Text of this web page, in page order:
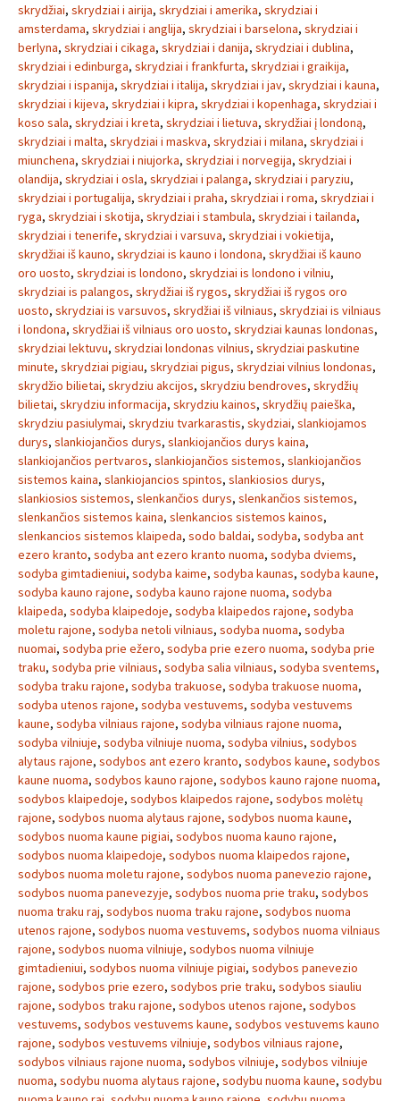
skrydžiai, skrydziai i airija, skrydziai i amerika, skrydziai i
amsterdama, skrydziai i anglija, skrydziai i barselona, skrydziai i
berlyna, skrydziai i cikaga, skrydziai i danija, skrydziai i dublina,
skrydziai i edinburga, skrydziai i frankfurta, skrydziai i graikija,
skrydziai i ispanija, skrydziai i italija, skrydziai i jav, skrydziai i kauna,
skrydziai i kijeva, skrydziai i kipra, skrydziai i kopenhaga, skrydziai i
koso sala, skrydziai i kreta, skrydziai i lietuva, skrydžiai į londoną,
skrydziai i malta, skrydziai i maskva, skrydziai i milana, skrydziai i
miunchena, skrydziai i niujorka, skrydziai i norvegija, skrydziai i
olandija, skrydziai i osla, skrydziai i palanga, skrydziai i paryziu,
skrydziai i portugalija, skrydziai i praha, skrydziai i roma, skrydziai i
ryga, skrydziai i skotija, skrydziai i stambula, skrydziai i tailanda,
skrydziai i tenerife, skrydziai i varsuva, skrydziai i vokietija,
skrydžiai iš kauno, skrydziai is kauno i londona, skrydžiai iš kauno
oro uosto, skrydziai is londono, skrydziai is londono i vilniu,
skrydziai is palangos, skrydžiai iš rygos, skrydžiai iš rygos oro
uosto, skrydziai is varsuvos, skrydžiai iš vilniaus, skrydziai is vilniaus
i londona, skrydžiai iš vilniaus oro uosto, skrydziai kaunas londonas,
skrydziai lektuvu, skrydziai londonas vilnius, skrydziai paskutine
minute, skrydziai pigiau, skrydziai pigus, skrydziai vilnius londonas,
skrydžio bilietai, skrydziu akcijos, skrydziu bendroves, skrydžių
bilietai, skrydziu informacija, skrydziu kainos, skrydžių paieška,
skrydziu pasiulymai, skrydziu tvarkarastis, skydziai, slankiojamos
durys, slankiojančios durys, slankiojančios durys kaina,
slankiojančios pertvaros, slankiojančios sistemos, slankiojančios
sistemos kaina, slankiojancios spintos, slankiosios durys,
slankiosios sistemos, slenkančios durys, slenkančios sistemos,
slenkančios sistemos kaina, slenkancios sistemos kainos,
slenkancios sistemos klaipeda, sodo baldai, sodyba, sodyba ant
ezero kranto, sodyba ant ezero kranto nuoma, sodyba dviems,
sodyba gimtadieniui, sodyba kaime, sodyba kaunas, sodyba kaune,
sodyba kauno rajone, sodyba kauno rajone nuoma, sodyba
klaipeda, sodyba klaipedoje, sodyba klaipedos rajone, sodyba
moletu rajone, sodyba netoli vilniaus, sodyba nuoma, sodyba
nuomai, sodyba prie ežero, sodyba prie ezero nuoma, sodyba prie
traku, sodyba prie vilniaus, sodyba salia vilniaus, sodyba sventems,
sodyba traku rajone, sodyba trakuose, sodyba trakuose nuoma,
sodyba utenos rajone, sodyba vestuvems, sodyba vestuvems
kaune, sodyba vilniaus rajone, sodyba vilniaus rajone nuoma,
sodyba vilniuje, sodyba vilniuje nuoma, sodyba vilnius, sodybos
alytaus rajone, sodybos ant ezero kranto, sodybos kaune, sodybos
kaune nuoma, sodybos kauno rajone, sodybos kauno rajone nuoma,
sodybos klaipedoje, sodybos klaipedos rajone, sodybos molėtų
rajone, sodybos nuoma alytaus rajone, sodybos nuoma kaune,
sodybos nuoma kaune pigiai, sodybos nuoma kauno rajone,
sodybos nuoma klaipedoje, sodybos nuoma klaipedos rajone,
sodybos nuoma moletu rajone, sodybos nuoma panevezio rajone,
sodybos nuoma panevezyje, sodybos nuoma prie traku, sodybos
nuoma traku raj, sodybos nuoma traku rajone, sodybos nuoma
utenos rajone, sodybos nuoma vestuvems, sodybos nuoma vilniaus
rajone, sodybos nuoma vilniuje, sodybos nuoma vilniuje
gimtadieniui, sodybos nuoma vilniuje pigiai, sodybos panevezio
rajone, sodybos prie ezero, sodybos prie traku, sodybos siauliu
rajone, sodybos traku rajone, sodybos utenos rajone, sodybos
vestuvems, sodybos vestuvems kaune, sodybos vestuvems kauno
rajone, sodybos vestuvems vilniuje, sodybos vilniaus rajone,
sodybos vilniaus rajone nuoma, sodybos vilniuje, sodybos vilniuje
nuoma, sodybu nuoma alytaus rajone, sodybu nuoma kaune, sodybu